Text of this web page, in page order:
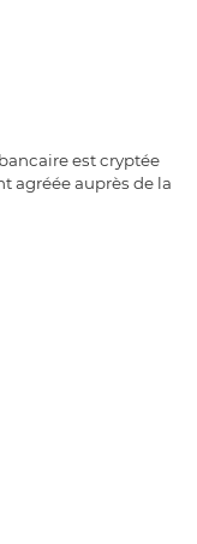
est cryptée
agréée auprès de la